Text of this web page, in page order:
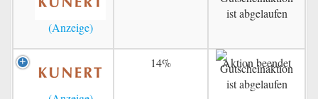
14% Aktion beendet